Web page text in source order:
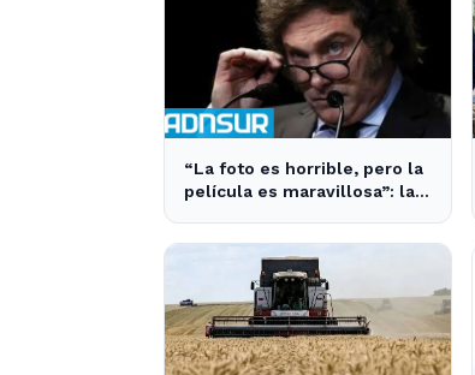
“La foto es horrible, pero la
película es maravillosa”: la
generó impacto - ADNSUR